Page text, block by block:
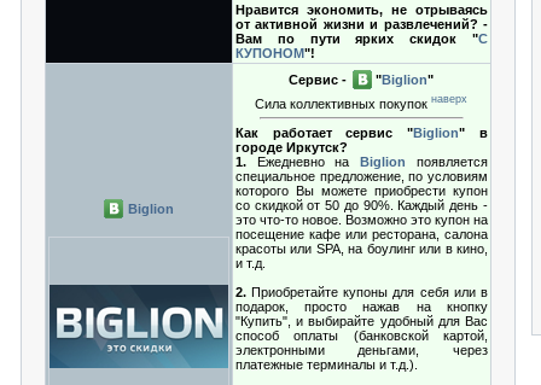
Нравится экономить, не отрываясь
от активной жизни и развлечений? -
Вам по пути ярких скидок "С
КУПОНОМ"!
Biglion
Сервис - "Biglion"
Сила коллективных покупокнаверх
Как работает сервис "Biglion" в
городе Иркутск?
1. Ежедневно на Biglion
появляется
специальное предложение, по условиям
которого Вы можете приобрести купон
со скидкой от 50 до 90%. Каждый день -
это что-то новое. Возможно это купон на
посещение кафе или ресторана, салона
красоты или SPA, на боулинг или в кино,
и т.д.
2. Приобретайте купоны для себя или в
подарок, просто нажав на кнопку
"Купить", и выбирайте удобный для Вас
способ оплаты (банковской картой,
электронными деньгами, через
платежные терминалы и т.д.).